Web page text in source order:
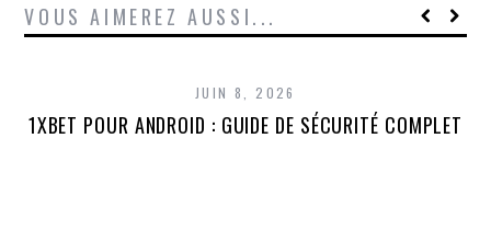
VOUS AIMEREZ AUSSI...
JUIN 8, 2026
1XBET POUR ANDROID : GUIDE DE SÉCURITÉ COMPLET